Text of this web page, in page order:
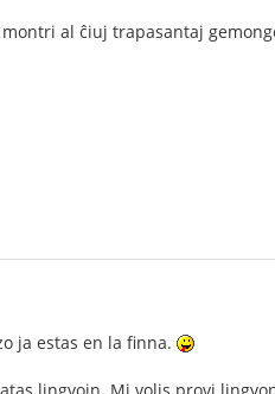
al ĉiuj trapasantaj
ja estas en la finna.
lingvojn. Mi volis provi